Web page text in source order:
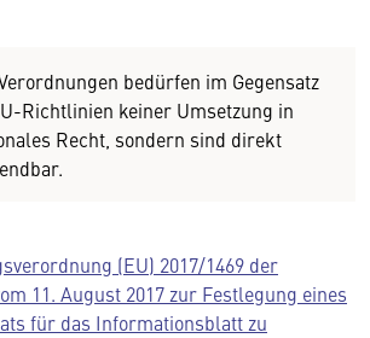
bedürfen im Gegensatz
Richtlinien keiner Umsetzung in
Recht, sondern sind direkt
(EU) 2017/1469 der
11. August 2017 zur Festlegung eines
für das Informationsblatt zu